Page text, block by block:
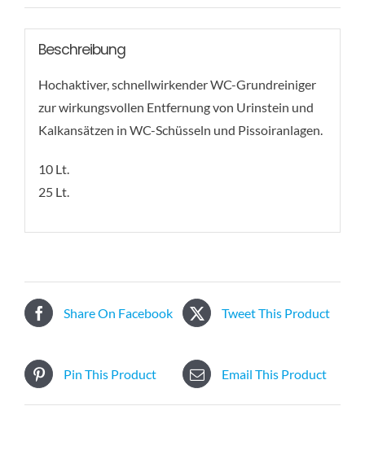
Beschreibung
Hochaktiver, schnellwirkender WC-Grundreiniger
zur wirkungsvollen Entfernung von Urinstein und
Kalkansätzen in WC-Schüsseln und Pissoiranlagen.
10 Lt.
25 Lt.
Share On Facebook Tweet This Product
Pin This Product Email This Product